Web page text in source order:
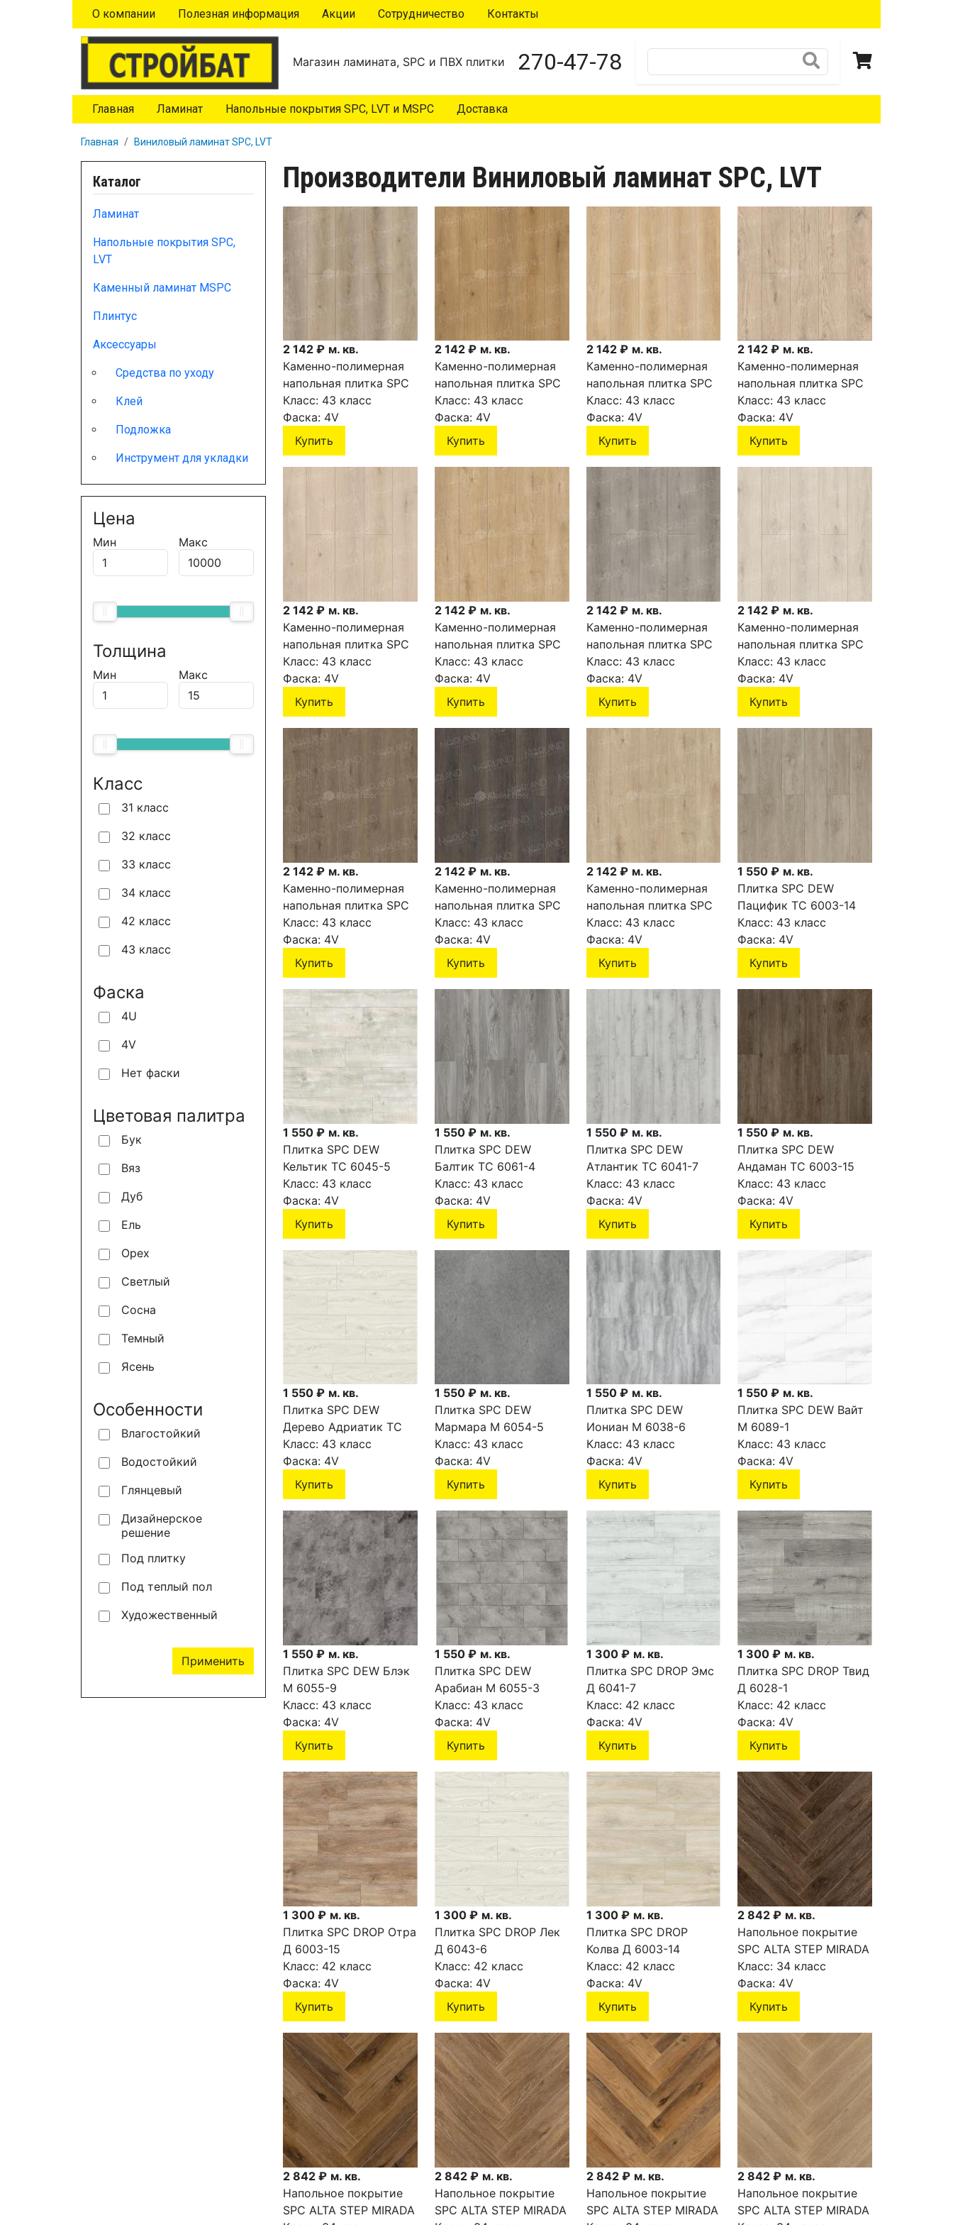
Перейти к основному содержанию
О компании Полезная информация Акции Сотрудничество Контакты
Магазин ламината, SPC и ПВХ плитки 270-47-78
Главная Ламинат Напольные покрытия SPC, LVT и MSPC Доставка
Главная Виниловый ламинат SPC, LVT
Производители Виниловый ламинат SPC, LVT
2 142 ₽ м. кв.
Каменно-полимерная
напольная плитка SPC
NORLAND SIGRID PLUS
Tora 1006-11
Класс: 43 класс
Фаска: 4V
Купить
2 142 ₽ м. кв.
Каменно-полимерная
напольная плитка SPC
NORLAND SIGRID PLUS
Blake 1006-10
Класс: 43 класс
Фаска: 4V
Купить
2 142 ₽ м. кв.
Каменно-полимерная
напольная плитка SPC
NORLAND SIGRID PLUS
Eli 1006-9
Класс: 43 класс
Фаска: 4V
Купить
2 142 ₽ м. кв.
Каменно-полимерная
напольная плитка SPC
NORLAND SIGRID PLUS
Greze 1006-8
Класс: 43 класс
Фаска: 4V
Купить
2 142 ₽ м. кв.
Каменно-полимерная
напольная плитка SPC
NORLAND SIGRID PLUS
Alante 1006-7
Класс: 43 класс
Фаска: 4V
Купить
2 142 ₽ м. кв.
Каменно-полимерная
напольная плитка SPC
NORLAND SIGRID PLUS
Dor 1006-6
Класс: 43 класс
Фаска: 4V
Купить
2 142 ₽ м. кв.
Каменно-полимерная
напольная плитка SPC
NORLAND SIGRID PLUS
Alda 1006-5
Класс: 43 класс
Фаска: 4V
Купить
2 142 ₽ м. кв.
Каменно-полимерная
напольная плитка SPC
NORLAND SIGRID PLUS
Baldr 1006-4
Класс: 43 класс
Фаска: 4V
Купить
2 142 ₽ м. кв.
Каменно-полимерная
напольная плитка SPC
NORLAND SIGRID PLUS
Flosi 1006-3
Класс: 43 класс
Фаска: 4V
Купить
2 142 ₽ м. кв.
Каменно-полимерная
напольная плитка SPC
NORLAND SIGRID PLUS
Baggy 1006-2
Класс: 43 класс
Фаска: 4V
Купить
2 142 ₽ м. кв.
Каменно-полимерная
напольная плитка SPC
NORLAND SIGRID PLUS
Abbi 1006-1
Класс: 43 класс
Фаска: 4V
Купить
1 550 ₽ м. кв.
Плитка SPC DEW
Пацифик ТС 6003-14
Класс: 43 класс
Фаска: 4V
Купить
1 550 ₽ м. кв.
Плитка SPC DEW
Кельтик ТС 6045-5
Класс: 43 класс
Фаска: 4V
Купить
1 550 ₽ м. кв.
Плитка SPC DEW
Балтик ТС 6061-4
Класс: 43 класс
Фаска: 4V
Купить
1 550 ₽ м. кв.
Плитка SPC DEW
Атлантик ТС 6041-7
Класс: 43 класс
Фаска: 4V
Купить
1 550 ₽ м. кв.
Плитка SPC DEW
Андаман ТС 6003-15
Класс: 43 класс
Фаска: 4V
Купить
1 550 ₽ м. кв.
Плитка SPC DEW
Дерево Адриатик TC
6043-6
Класс: 43 класс
Фаска: 4V
Купить
1 550 ₽ м. кв.
Плитка SPC DEW
Мармара М 6054-5
Класс: 43 класс
Фаска: 4V
Купить
1 550 ₽ м. кв.
Плитка SPC DEW
Иониан М 6038-6
Класс: 43 класс
Фаска: 4V
Купить
1 550 ₽ м. кв.
Плитка SPC DEW Вайт
М 6089-1
Класс: 43 класс
Фаска: 4V
Купить
1 550 ₽ м. кв.
Плитка SPC DEW Блэк
М 6055-9
Класс: 43 класс
Фаска: 4V
Купить
1 550 ₽ м. кв.
Плитка SPC DEW
Арабиан М 6055-3
Класс: 43 класс
Фаска: 4V
Купить
1 300 ₽ м. кв.
Плитка SPC DROP Эмс
Д 6041-7
Класс: 42 класс
Фаска: 4V
Купить
1 300 ₽ м. кв.
Плитка SPC DROP Твид
Д 6028-1
Класс: 42 класс
Фаска: 4V
Купить
1 300 ₽ м. кв.
Плитка SPC DROP Отра
Д 6003-15
Класс: 42 класс
Фаска: 4V
Купить
1 300 ₽ м. кв.
Плитка SPC DROP Лек
Д 6043-6
Класс: 42 класс
Фаска: 4V
Купить
1 300 ₽ м. кв.
Плитка SPC DROP
Колва Д 6003-14
Класс: 42 класс
Фаска: 4V
Купить
2 842 ₽ м. кв.
Напольное покрытие
SPC ALTA STEP MIRADA
Дуб корейский
SPC4410
Класс: 34 класс
Фаска: 4V
Купить
2 842 ₽ м. кв.
Напольное покрытие
SPC ALTA STEP MIRADA
2 842 ₽ м. кв.
Напольное покрытие
SPC ALTA STEP MIRADA
2 842 ₽ м. кв.
Напольное покрытие
SPC ALTA STEP MIRADA
2 842 ₽ м. кв.
Напольное покрытие
SPC ALTA STEP MIRADA
Каталог
Ламинат
Напольные покрытия SPC,
LVT
Каменный ламинат MSPC
Плинтус
Аксессуары
Средства по уходу
Клей
Подложка
Инструмент для укладки
Цена
Мин Макс
Толщина
Мин Макс
Класс
31 класс
32 класс
33 класс
34 класс
42 класс
43 класс
Фаска
4U
4V
Нет фаски
Цветовая палитра
Бук
Вяз
Дуб
Ель
Орех
Светлый
Сосна
Темный
Ясень
Особенности
Влагостойкий
Водостойкий
Глянцевый
Дизайнерское
решение
Под плитку
Под теплый пол
Художественный
Применить